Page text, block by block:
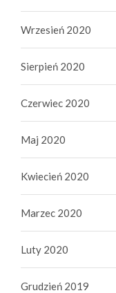
Wrzesień 2020
Sierpień 2020
Czerwiec 2020
Maj 2020
Kwiecień 2020
Marzec 2020
Luty 2020
Grudzień 2019